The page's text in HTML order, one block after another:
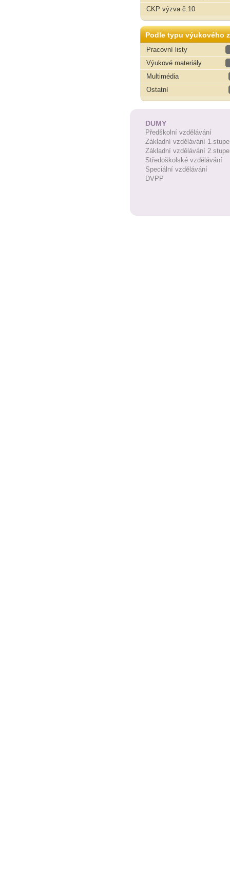
CKP výzva č.10
Podle typu výukového
Pracovní listy
Výukové materiály
Multimédia
Ostatní
DUMY
Předškolní vzdělávání
Základní vzdělávání
Základní vzdělávání
Středoškolské vzdělávání
Speciální vzdělávání
DVPP